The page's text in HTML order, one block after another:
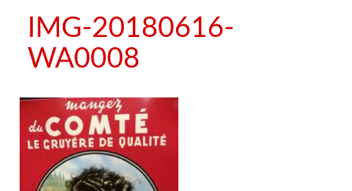
IMG-20180616-
WA0008